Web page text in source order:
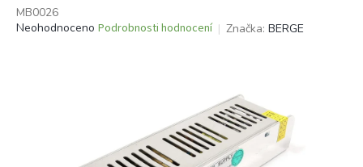
MB0026
Průměrné
Neohodnoceno Podrobnosti hodnocení Značka: BERGE